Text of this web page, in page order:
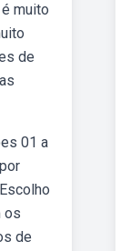
muito
de
01 a
os
de